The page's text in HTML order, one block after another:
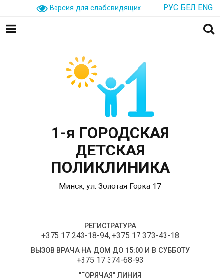
Версия для слабовидящих РУС БЕЛ ENG
1-я ГОРОДСКАЯ
ДЕТСКАЯ
ПОЛИКЛИНИКА
Минск, ул. Золотая Горка 17
РЕГИСТРАТУРА
+375 17 243-18-94, +375 17 373-43-18
ВЫЗОВ ВРАЧА НА ДОМ ДО 15:00 И В СУББОТУ
+375 17 374-68-93
"ГОРЯЧАЯ" ЛИНИЯ